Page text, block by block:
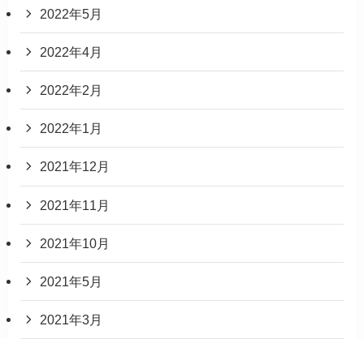
2022年5月
2022年4月
2022年2月
2022年1月
2021年12月
2021年11月
2021年10月
2021年5月
2021年3月